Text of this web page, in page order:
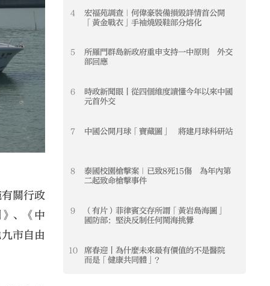
關行政
、《中
市自由
4
宏福苑調查｜何偉豪裝備損毀詳情首公開
「黃金戰衣」手袖燒毀鞋部分熔化
5
所羅門群島新政府重申支持一中原則 外交
部回應
6
時政新聞眼丨從四個維度讀懂今年以來中國
元首外交
7 中國公開月球「寶藏圖」 將建月球科研站
8
泰國校園槍擊案｜已致8死15傷 為年內第
二起致命槍擊事件
9
（有片）菲律賓交存所謂「黃岩島海圖」
國防部：堅決反制任何鬧海挑釁
10
席春迎丨為什麼未來最有價值的不是醫院
而是「健康共同體」？